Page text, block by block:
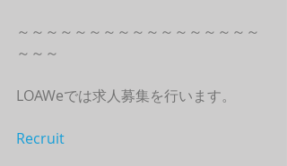
～～～～～～～～～～～～～～～～～
～～～
LOAWeでは求人募集を行います。
Recruit